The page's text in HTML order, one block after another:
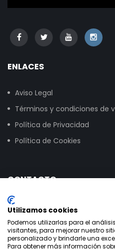
ENLACES
Aviso Legal
Términos y condiciones de
Política de Privacidad
Política de Cookies
CONTACTO
Calle Vitoria, 258, NAVE 16,
+34 947 24 00 03
info@bikextrem.com
Utilizamos cookies
Podemos utilizarlas para el
visitantes, para mejorar nuestro
personalizado y brindarle una
Para obtener más información